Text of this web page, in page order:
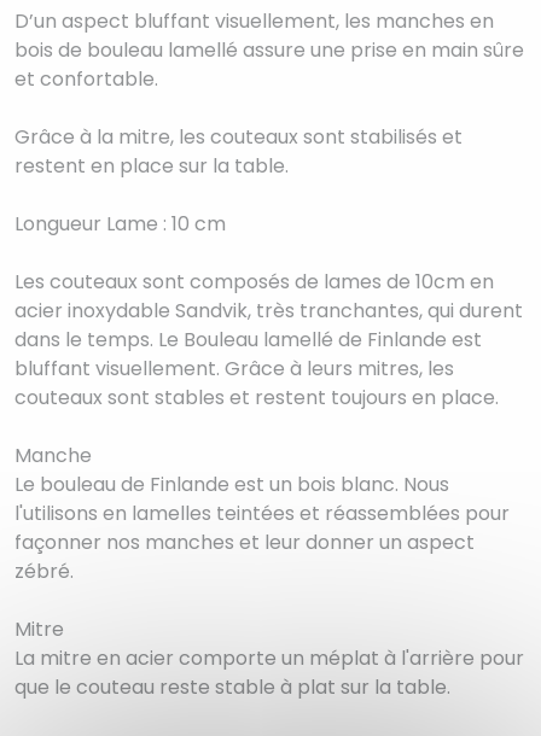
D’un aspect bluffant visuellement, les manches en
bois de bouleau lamellé assure une prise en main sûre
et confortable.
Grâce à la mitre, les couteaux sont stabilisés et
restent en place sur la table.
Longueur Lame : 10 cm
Les couteaux sont composés de lames de 10cm en
acier inoxydable Sandvik, très tranchantes, qui durent
dans le temps. Le Bouleau lamellé de Finlande est
bluffant visuellement. Grâce à leurs mitres, les
couteaux sont stables et restent toujours en place.
Manche
Le bouleau de Finlande est un bois blanc. Nous
l'utilisons en lamelles teintées et réassemblées pour
façonner nos manches et leur donner un aspect
zébré.
Mitre
La mitre en acier comporte un méplat à l'arrière pour
que le couteau reste stable à plat sur la table.